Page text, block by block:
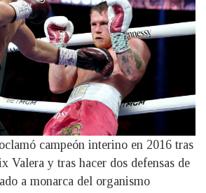
campeón interino en 2016 tras
Valera y tras hacer dos defensas de
a monarca del organismo